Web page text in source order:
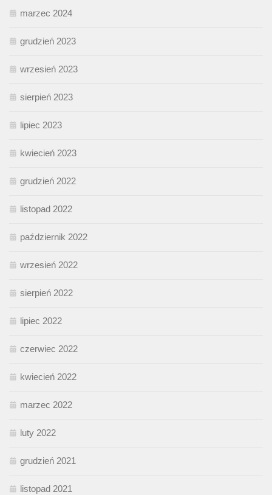
marzec 2024
grudzień 2023
wrzesień 2023
sierpień 2023
lipiec 2023
kwiecień 2023
grudzień 2022
listopad 2022
październik 2022
wrzesień 2022
sierpień 2022
lipiec 2022
czerwiec 2022
kwiecień 2022
marzec 2022
luty 2022
grudzień 2021
listopad 2021